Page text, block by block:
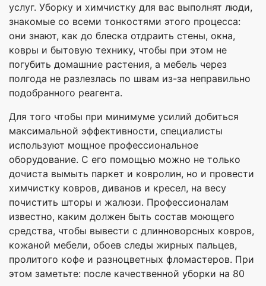
услуг. Уборку и химчистку для вас выполнят люди,
знакомые со всеми тонкостями этого процесса:
они знают, как до блеска отдраить стены, окна,
ковры и бытовую технику, чтобы при этом не
погубить домашние растения, а мебель через
полгода не разлезлась по швам из-за неправильно
подобранного реагента.
Для того чтобы при минимуме усилий добиться
максимальной эффективности, специалисты
используют мощное профессиональное
оборудование. С его помощью можно не только
дочиста вымыть паркет и ковролин, но и провести
химчистку ковров, диванов и кресел, на весу
почистить шторы и жалюзи. Профессионалам
известно, каким должен быть состав моющего
средства, чтобы вывести с длинноворсных ковров,
кожаной мебели, обоев следы жирных пальцев,
пролитого кофе и разноцветных фломастеров. При
этом заметьте: после качественной уборки на 80